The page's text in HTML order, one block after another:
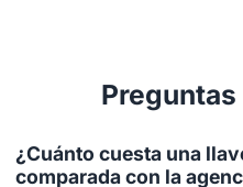
¿Cuánto cuesta una
comparada con la